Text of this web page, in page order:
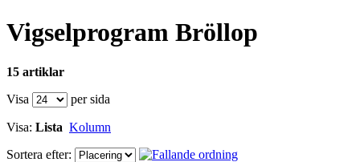
Vigselprogram Bröllop
15 artiklar
Visa
per sida
Visa: Lista Kolumn
Sortera efter: